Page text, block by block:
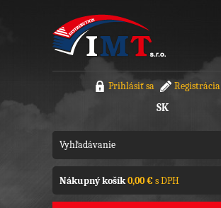
Prihlásiť sa Registrácia
SK
Nákupný košík0,00 €s DPH